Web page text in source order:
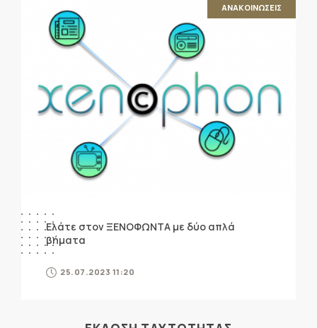
ΑΝΑΚΟΙΝΩΣΕΙΣ
Ελάτε στον ΞΕΝΟΦΩΝΤΑ με δύο απλά
βήματα
25.07.2023 11:20